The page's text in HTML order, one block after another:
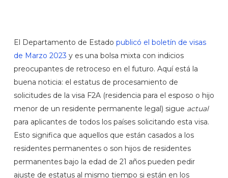
El Departamento de Estado publicó el boletín de visas
de Marzo 2023 y es una bolsa mixta con indicios
preocupantes de retroceso en el futuro. Aquí está la
buena noticia: el estatus de procesamiento de
solicitudes de la visa F2A (residencia para el esposo o hijo
menor de un residente permanente legal) sigue actual
para aplicantes de todos los países solicitando esta visa.
Esto significa que aquellos que están casados a los
residentes permanentes o son hijos de residentes
permanentes bajo la edad de 21 años pueden pedir
ajuste de estatus al mismo tiempo si están en los